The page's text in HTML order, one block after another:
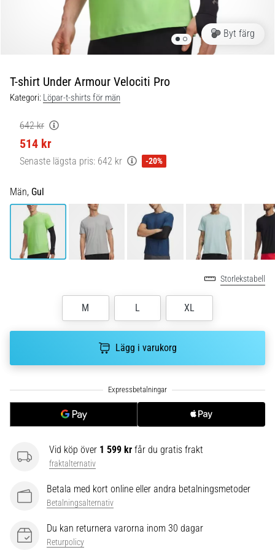
beeptest:
är
de
och
hur
genomförs
de?
testar
shuttle
snabbhet,
smidighet
och
korrekt,
det…
6. 8. 2026
Löparknä:
behandling
och
förebyggande
åtgärder
Löparknä,
Byt färg
T-shirt Under Armour Velociti Pro
Kategori: Löpar-t-shirts för män
642 kr
514 kr
Senaste lägsta pris: 642 kr -20%
Män, Gul
Storlekstabell
M L XL
Lägg i varukorg
Vid köp över 1 599 kr får du gratis frakt
fraktalternativ
Betala med kort online eller andra betalningsmetoder
Betalningsalternativ
Du kan returnera varorna inom 30 dagar
Returpolicy